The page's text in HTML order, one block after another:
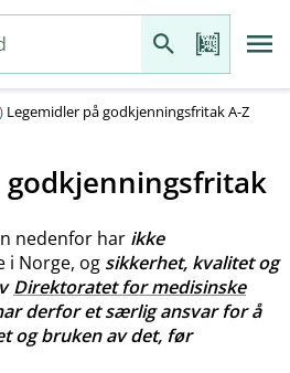
) Legemidler på godkjenningsfritak A-Z
godkjenningsfritak
nedenfor har ikke
i Norge, og sikkerhet, kvalitet og
Direktoratet for medisinske
derfor et særlig ansvar for å
og bruken av det, før